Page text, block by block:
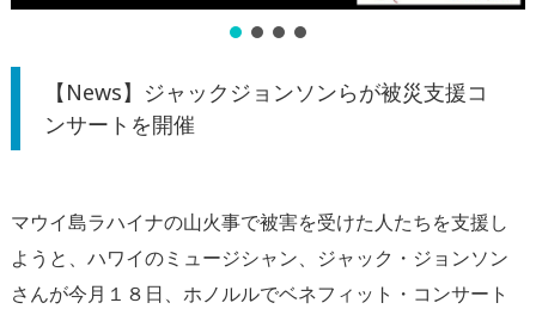
【News】ジャックジョンソンらが被災支援コ
ンサートを開催
マウイ島ラハイナの山火事で被害を受けた人たちを支援し
ようと、ハワイのミュージシャン、ジャック・ジョンソン
さんが今月１８日、ホノルルでベネフィット・コンサート